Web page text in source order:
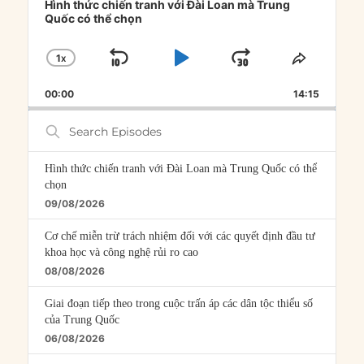
Player
Hình thức chiến tranh với Đài Loan mà Trung
Quốc có thể chọn
CHANGE
RATE
1X
SKIP
PLAYJUMP
FORWARD
SHARE
00:00 14:15
Search
Episodes
Hình thức chiến tranh với Đài Loan mà Trung Quốc có thể
chọn
09/08/2026
Cơ chế miễn trừ trách nhiệm đối với các quyết định đầu tư
khoa học và công nghệ rủi ro cao
08/08/2026
Giai đoạn tiếp theo trong cuộc trấn áp các dân tộc thiểu số
của Trung Quốc
06/08/2026